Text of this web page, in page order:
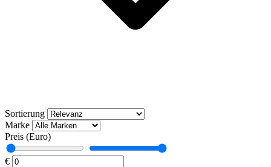
Sortierung
Marke
Preis (Euro)
€